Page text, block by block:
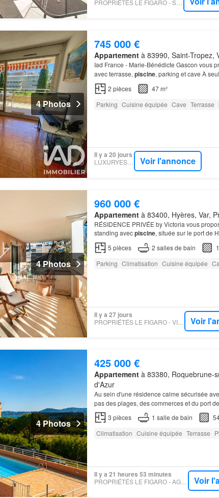
PROPRIÉTÉS LE FIGARO - SOLARI PROPERTIES
4 Photos
745 000 €
Appartementà 83990, Saint-Tropez,
Iad France - Marie-Bénédicte Gascon vous
avec terrasse, piscine, parking et cave À
Tropez et de la place des Lices, découvrez
2 pièces
47 m²
Parking Cuisine équipée Cave Terrasse
Il y a 20 jours
LUXURYESTATE Voir l'annonce
4 Photos
960 000 €
Appartementà 83400, Hyères, Var,
RÉSIDENCE PRIVÉE by Victoria vous
standing avecpiscine, située sur le port de
Climatisation reversible gainable, une
5 pièces 2 salles de bain
Parking Climatisation Cuisine équipée
Il y a 27 jours
PROPRIÉTÉS LE FIGARO - VICTORIA IMMOBILIER Voir
4 Photos
425 000 €
Appartementà 83380, Roquebrune-
d'Azur
Au sein d'une résidence calme sécurisée
pas des plages, des commerces et du port
appartement vue mer et collines de 54 m²
3 pièces 1 salle de bain
Climatisation Cuisine équipée Terrasse
Il y a 21 heures 53 minutes
PROPRIÉTÉS LE FIGARO - AGENCE DU CAP LES ISSAMBRES Voir